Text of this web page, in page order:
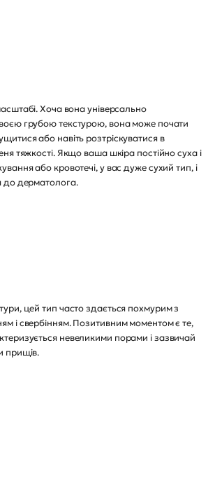
Хоча вона універсально
грубою текстурою, вона може почати
або навіть розтріскуватися в
тяжкості. Якщо ваша шкіра постійно суха і
або кровотечі, у вас дуже сухий тип, і
до дерматолога.
цей тип часто здається похмурим з
і свербінням. Позитивним моментом є те,
невеликими порами і зазвичай
прищів.